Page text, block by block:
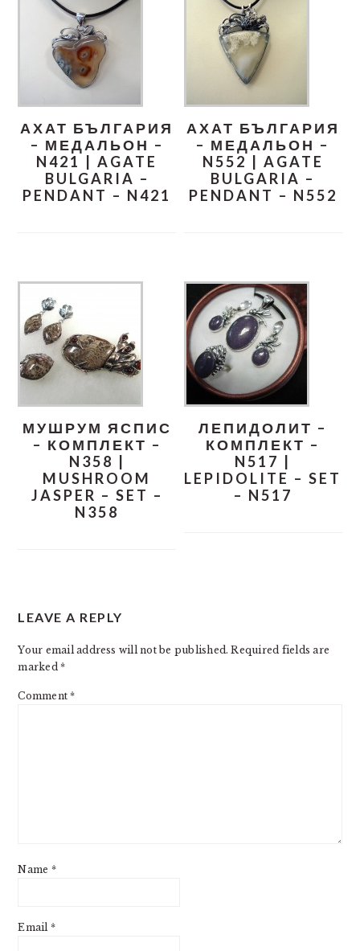
АХАТ БЪЛГАРИЯ
– МЕДАЛЬОН –
N421 | AGATE
BULGARIA –
PENDANT – N421
АХАТ БЪЛГАРИЯ
– МЕДАЛЬОН –
N552 | AGATE
BULGARIA –
PENDANT – N552
МУШРУМ ЯСПИС
– КОМПЛЕКТ –
N358 |
MUSHROOM
JASPER – SET –
N358
ЛЕПИДОЛИТ –
КОМПЛЕКТ –
N517 |
LEPIDOLITE – SET
– N517
INTERACTIONS
LEAVE A REPLY
Your email address will not be published. Required fields are
marked*
Comment*
Name *
Email *